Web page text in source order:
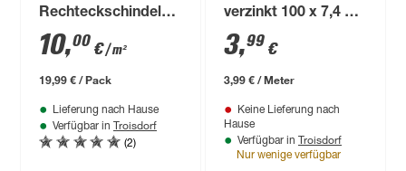
Rechteckschindeln
grün 33,3 x 100 cm
10,00 €/ m²
19,99 € / Pack
Lieferung nach Hause
Verfügbar in Troisdorf
(2)
verzinkt 100 x 7,4 x
0,05 cm
3,99 €
3,99 € / Meter
Keine Lieferung nach
Hause
Verfügbar in Troisdorf
Nur wenige verfügbar